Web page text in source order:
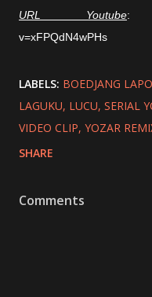
URL Youtube:
v=xFPQdN4wPHs
LABELS: BOEDJANG
LAGUKU LUCU SERIAL
VIDEO CLIP YOZAR
SHARE
Comments